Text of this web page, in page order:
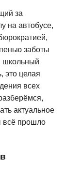
за
на автобусе,
заботы
школьный
это целая
всех
актуальное
всё прошло